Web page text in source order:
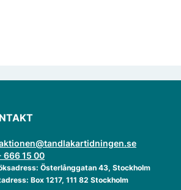
666 15 00
Österlånggatan 43, Stockholm
Box 1217, 111 82 Stockholm